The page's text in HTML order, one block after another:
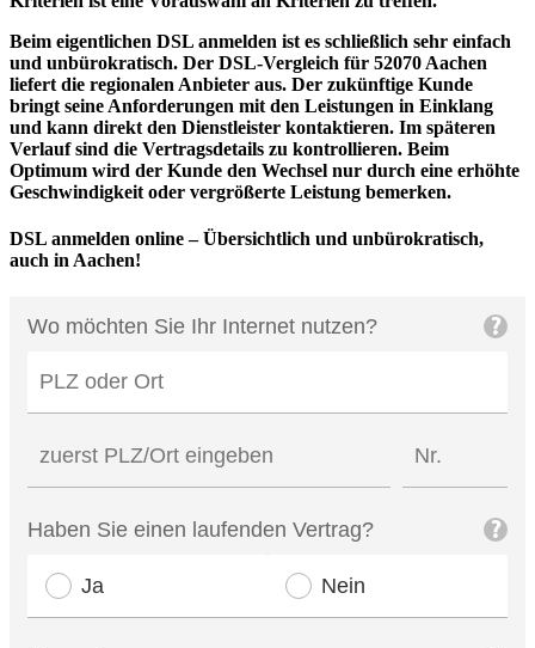
Beim eigentlichen DSL anmelden ist es schließlich sehr einfach
und unbürokratisch. Der DSL-Vergleich für 52070 Aachen
liefert die regionalen Anbieter aus. Der zukünftige Kunde
bringt seine Anforderungen mit den Leistungen in Einklang
und kann direkt den Dienstleister kontaktieren. Im späteren
Verlauf sind die Vertragsdetails zu kontrollieren. Beim
Optimum wird der Kunde den Wechsel nur durch eine erhöhte
Geschwindigkeit oder vergrößerte Leistung bemerken.
DSL anmelden online – Übersichtlich und unbürokratisch,
auch in Aachen!